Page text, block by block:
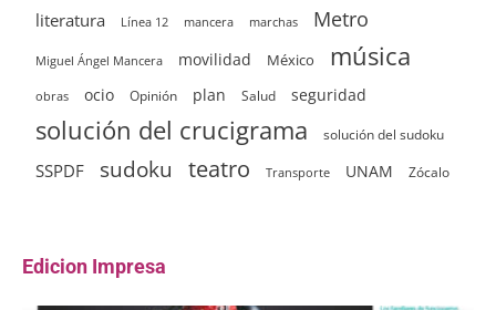
literatura Línea 12 mancera marchas Metro
Miguel Ángel Mancera movilidad México música
obras ocio Opinión plan Salud seguridad
solución del crucigrama solución del sudoku
SSPDF sudoku teatro Transporte UNAM Zócalo
Edicion Impresa